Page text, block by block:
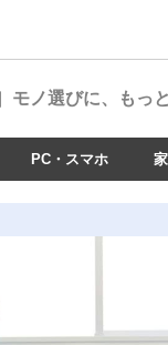
モノ選びに、もっ
PC・スマホ